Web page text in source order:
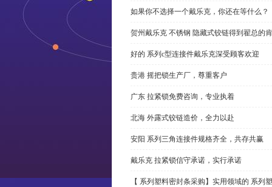
如果你不选择一个戴乐克，你还在等什么？
贺州戴乐克 不锈钢 隐藏式铰链得到翟总的
好的 系列c型连接件戴乐克深受顾客欢迎
贵港 摇把锁生产厂，尊重客户
广东 拉紧锁免费咨询，专业执着
北海 外露式铰链造价，全力以赴
安阳 系列三角连接件规格齐全，共存共赢
戴乐克 拉紧锁信守承诺，实行承诺
【 系列塑料密封条采购】实用领域的 系列